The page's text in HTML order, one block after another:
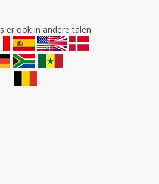
er ook in andere talen: